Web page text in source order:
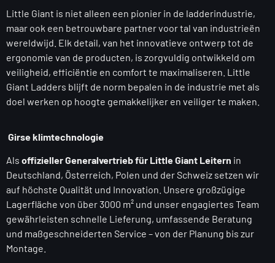
Little Giant is niet alleen een pionier in de ladderindustrie,
maar ook een betrouwbare partner voor tal van industrieën
wereldwijd. Elk detail, van het innovatieve ontwerp tot de
ergonomie van de producten, is zorgvuldig ontwikkeld om
veiligheid, efficiëntie en comfort te maximaliseren. Little
Giant Ladders blijft de norm bepalen in de industrie met als
doel werken op hoogte gemakkelijker en veiliger te maken.
Girse klimtechnologie
Als offizieller Generalvertrieb für Little Giant Leitern in
Deutschland, Österreich, Polen und der Schweiz setzen wir
auf höchste Qualität und Innovation. Unsere großzügige
Lagerfläche von über 3000 m² und unser engagiertes Team
gewährleisten schnelle Lieferung, umfassende Beratung
und maßgeschneiderten Service – von der Planung bis zur
Montage.